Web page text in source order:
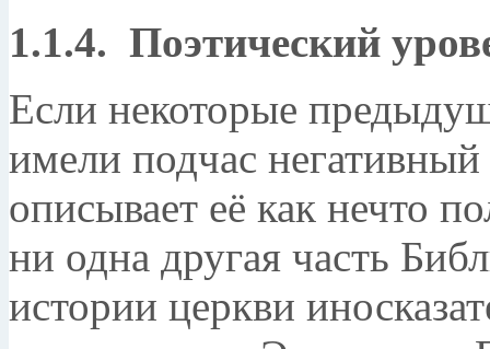
1.1.4. Поэтический
Если некоторые
имели подчас
описывает её как нечто
ни одна другая часть
истории церкви